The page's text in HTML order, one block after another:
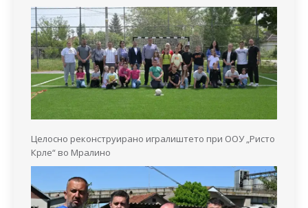
Целосно реконструирано игралиштето при ООУ „Ристо
Крле“ во Мралино